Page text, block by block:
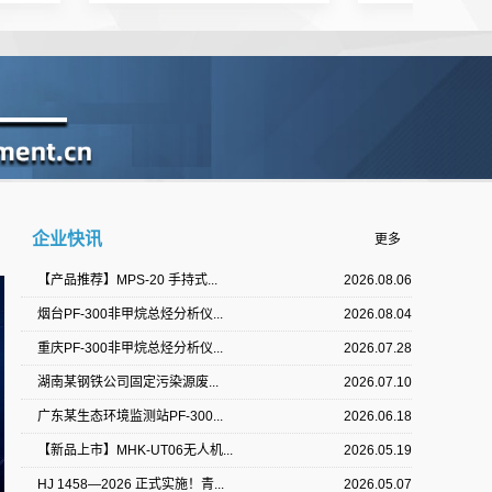
企业快讯 更多
【产品推荐】MPS-20 手持式... 2026.08.06
烟台PF-300非甲烷总烃分析仪... 2026.08.04
重庆PF-300非甲烷总烃分析仪... 2026.07.28
湖南某钢铁公司固定污染源废... 2026.07.10
广东某生态环境监测站PF-300... 2026.06.18
【新品上市】MHK-UT06无人机... 2026.05.19
HJ 1458—2026 正式实施！青... 2026.05.07